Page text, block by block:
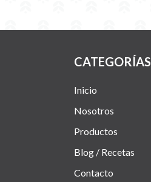
CATEGORÍAS
Inicio
Nosotros
Productos
Blog / Recetas
Contacto